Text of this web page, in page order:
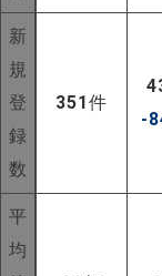
新
規
登
録
数
351件
-
平
均